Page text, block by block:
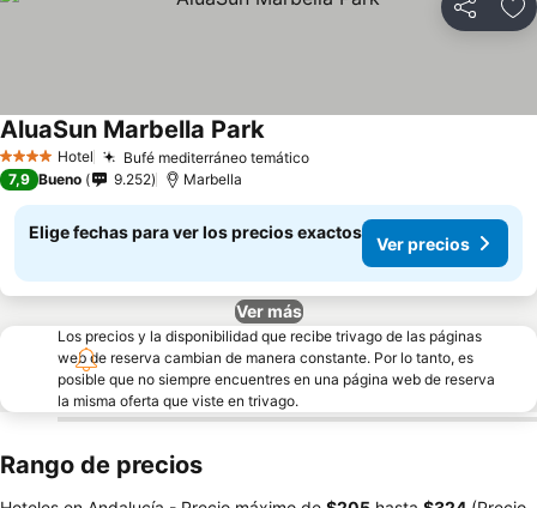
Compartir
4 EstrellasHotel Bufé mediterráneo temáticoVer precios
AluaSun Marbella ParkVer precios
7,9 Bueno 9.252 Marbella
Elige fechas para ver los precios exactos
Ver precios
Ver más
Los precios y la disponibilidad que recibe trivago de las páginas
web de reserva cambian de manera constante. Por lo tanto, es
posible que no siempre encuentres en una página web de reserva
la misma oferta que viste en trivago.
Rango de precios